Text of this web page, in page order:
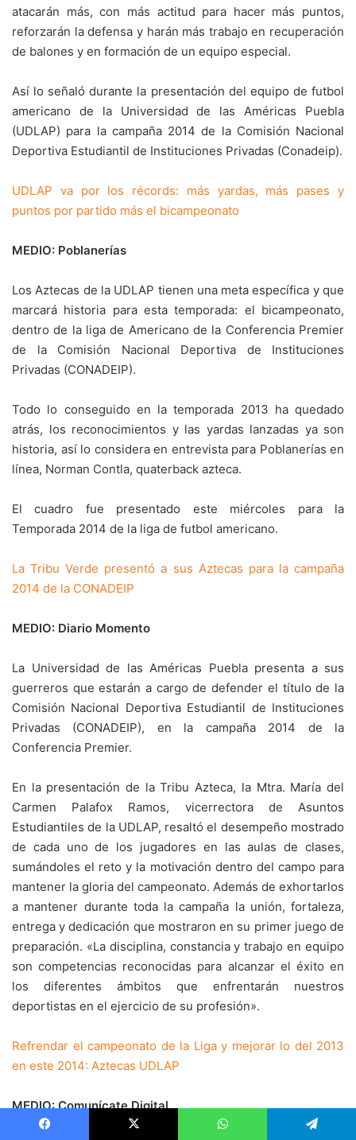
atacarán más, con más actitud para hacer más puntos,
reforzarán la defensa y harán más trabajo en recuperación
de balones y en formación de un equipo especial.
Así lo señaló durante la presentación del equipo de futbol
americano de la Universidad de las Américas Puebla
(UDLAP) para la campaña 2014 de la Comisión Nacional
Deportiva Estudiantil de Instituciones Privadas (Conadeip).
UDLAP va por los récords: más yardas, más pases y
puntos por partido más el bicampeonato
MEDIO: Poblanerías
Los Aztecas de la UDLAP tienen una meta específica y que
marcará historia para esta temporada: el bicampeonato,
dentro de la liga de Americano de la Conferencia Premier
de la Comisión Nacional Deportiva de Instituciones
Privadas (CONADEIP).
Todo lo conseguido en la temporada 2013 ha quedado
atrás, los reconocimientos y las yardas lanzadas ya son
historia, así lo considera en entrevista para Poblanerías en
línea, Norman Contla, quaterback azteca.
El cuadro fue presentado este miércoles para la
Temporada 2014 de la liga de futbol americano.
La Tribu Verde presentó a sus Aztecas para la campaña
2014 de la CONADEIP
MEDIO: Diario Momento
La Universidad de las Américas Puebla presenta a sus
guerreros que estarán a cargo de defender el título de la
Comisión Nacional Deportiva Estudiantil de Instituciones
Privadas (CONADEIP), en la campaña 2014 de la
Conferencia Premier.
En la presentación de la Tribu Azteca, la Mtra. María del
Carmen Palafox Ramos, vicerrectora de Asuntos
Estudiantiles de la UDLAP, resaltó el desempeño mostrado
de cada uno de los jugadores en las aulas de clases,
sumándoles el reto y la motivación dentro del campo para
mantener la gloria del campeonato. Además de exhortarlos
a mantener durante toda la campaña la unión, fortaleza,
entrega y dedicación que mostraron en su primer juego de
preparación. «La disciplina, constancia y trabajo en equipo
son competencias reconocidas para alcanzar el éxito en
los diferentes ámbitos que enfrentarán nuestros
deportistas en el ejercicio de su profesión».
Refrendar el campeonato de la Liga y mejorar lo del 2013
en este 2014: Aztecas UDLAP
MEDIO: Comunícate Digital